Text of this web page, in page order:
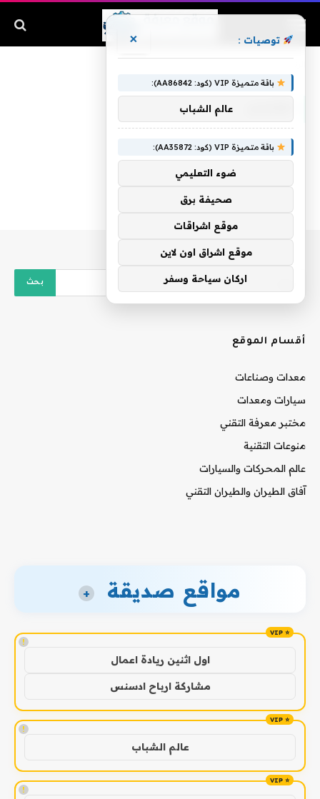
أقسام الموقع
معدات وصناعات
سيارات ومعدات
مختبر معرفة التقني
منوعات التقنية
عالم المحركات والسيارات
آفاق الطيران والطيران التقني
مواقع صديقة +
!
اول اثنين ريادة اعمال
مشاركة ارباح ادسنس
!
عالم الشباب
!
توصيات : ×
باقة متميزة VIP (كود: AA86842):
عالم الشباب
باقة متميزة VIP (كود: AA35872):
ضوء التعليمي
صحيفة برق
موقع اشراقات
موقع اشراق اون لاين
اركان سياحة وسفر